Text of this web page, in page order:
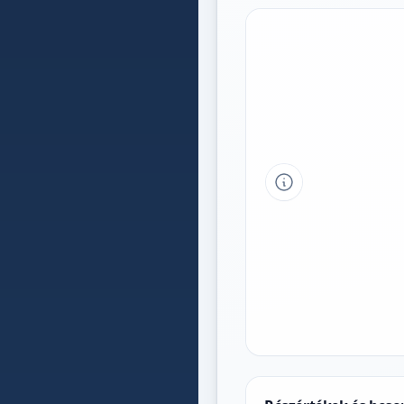
Tipp a grafikon